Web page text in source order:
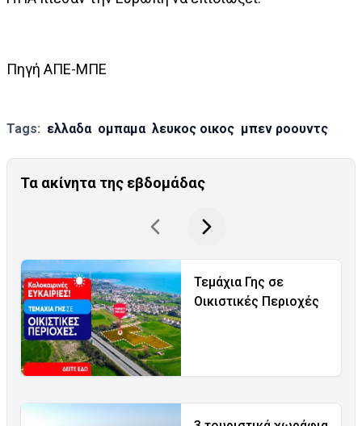
Πηγή ΑΠΕ-ΜΠΕ
Tags: ελλαδα ομπαμα λευκος οικος μπεν ροουντς
Τα ακίνητα της εβδομάδας
Τεμάχια Γης σε
Οικιστικές Περιοχές